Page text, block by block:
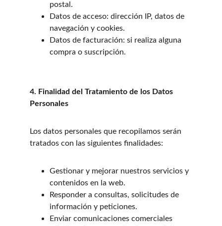
postal.
Datos de acceso: dirección IP, datos de
navegación y cookies.
Datos de facturación: si realiza alguna
compra o suscripción.
4. Finalidad del Tratamiento de los Datos
Personales
Los datos personales que recopilamos serán
tratados con las siguientes finalidades:
Gestionar y mejorar nuestros servicios y
contenidos en la web.
Responder a consultas, solicitudes de
información y peticiones.
Enviar comunicaciones comerciales